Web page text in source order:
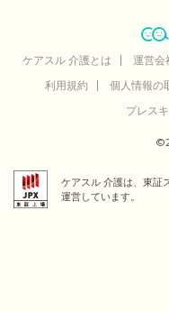
ケアスル 介護とは 運営会
利用規約
個人情報の
プレス
ケアスル 介護は、東証
運営しています。